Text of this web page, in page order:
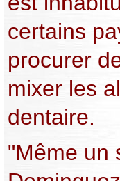
certains
procurer
mixer les
dentaire.
"Même un